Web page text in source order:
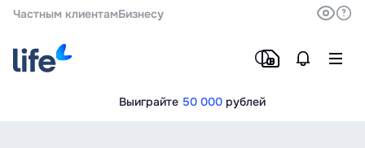
Частным клиентамБизнесу
Выиграйте 50 000 рублей